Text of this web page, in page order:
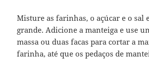
Misture as farinhas, o açúcar e o sal
grande. Adicione a manteiga e use
massa ou duas facas para cortar a
farinha, até que os pedaços de